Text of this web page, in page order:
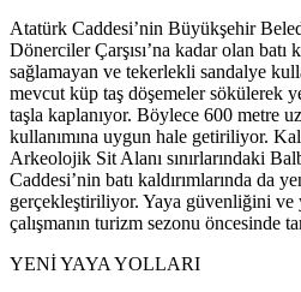
Atatürk Caddesi’nin Büyükşehir
Dönerciler Çarşısı’na kadar olan batı
sağlamayan ve tekerlekli sandalye
mevcut küp taş döşemeler sökülerek
taşla kaplanıyor. Böylece 600 metre
kullanımına uygun hale getiriliyor.
Arkeolojik Sit Alanı sınırlarındaki
Caddesi’nin batı kaldırımlarında da
gerçekleştiriliyor. Yaya güvenliğini ve
çalışmanın turizm sezonu öncesinde
YENİ YAYA YOLLARI